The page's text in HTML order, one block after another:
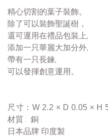
精心切割的葉子裝飾。
除了可以裝飾聖誕樹，
還可運用在禮品包裝上,
添加一只華麗大加分外,
帶有一只長鍊,
可以發揮創意運用。
尺寸：W 2.2 × D 0.05 × H
材質 : 銅
日本品牌 印度製